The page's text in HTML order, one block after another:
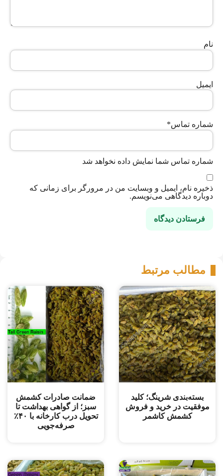
نام
ایمیل
شماره تماس*
شماره تماس شما نمایش داده نخواهد شد
ذخیره نام، ایمیل و وبسایت من در مرورگر برای زمانی که
دوباره دیدگاهی می‌نویسم.
مطالب مرتبط
بسته‌بندی شرینگ؛ کلید
موفقیت در خرید و فروش
کشمش کاشمر
ضمانت صادرات کشمش
سبز؛ از گواهی بهداشت تا
تحویل درب کارخانه با ۴۰٪
صرفه‌جویی